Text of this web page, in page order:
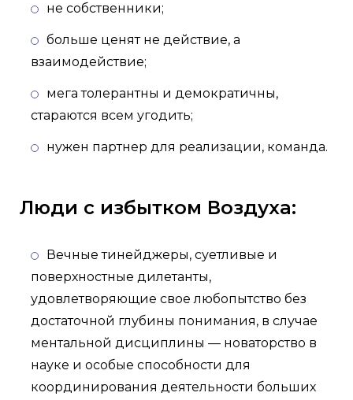
не собственники;
больше ценят не действие, а
взаимодействие;
мега толерантны и демократичны,
стараются всем угодить;
нужен партнер для реализации, команда.
Люди с избытком Воздуха:
Вечные тинейджеры, суетливые и
поверхностные дилетанты,
удовлетворяющие свое любопытство без
достаточной глубины понимания, в случае
ментальной дисциплины — новаторство в
науке и особые способности для
координирования деятельности больших